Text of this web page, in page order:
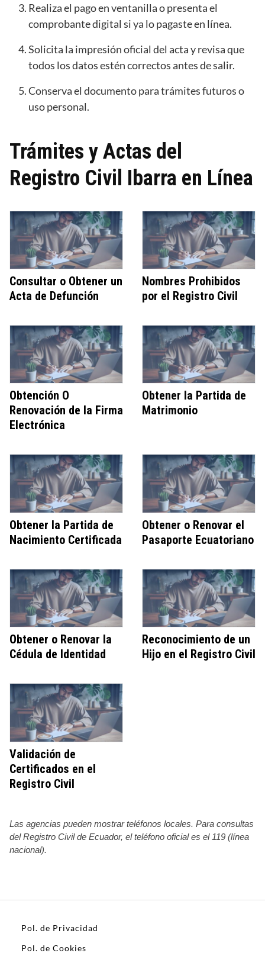
Realiza el pago en ventanilla o presenta el
comprobante digital si ya lo pagaste en línea.
Solicita la impresión oficial del acta y revisa que
todos los datos estén correctos antes de salir.
Conserva el documento para trámites futuros o
uso personal.
Trámites y Actas del
Registro Civil Ibarra en Línea
Consultar o Obtener un
Acta de Defunción
Nombres Prohibidos
por el Registro Civil
Obtención O
Renovación de la Firma
Electrónica
Obtener la Partida de
Matrimonio
Obtener la Partida de
Nacimiento Certificada
Obtener o Renovar el
Pasaporte Ecuatoriano
Obtener o Renovar la
Cédula de Identidad
Reconocimiento de un
Hijo en el Registro Civil
Validación de
Certificados en el
Registro Civil
Las agencias pueden mostrar teléfonos locales. Para consultas
del Registro Civil de Ecuador, el teléfono oficial es el 119 (línea
nacional).
Pol. de Privacidad
Pol. de Cookies